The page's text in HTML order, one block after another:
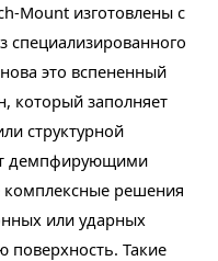
Mount изготовлены с
специализированного
это вспененный
который заполняет
структурной
демпфирующими
комплексные решения
или ударных
поверхность. Такие